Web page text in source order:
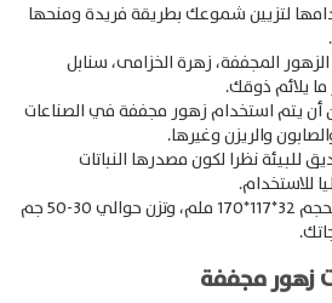
لتزيين شموعك بطريقة فريدة ومنحها
الزهور المجففة، زهرة الخزامى، سنابل
يلائم ذوقك.
أن يتم استخدام زهور مجففة في الصناعات
والريزن وغيرها.
للبيئة نظرا لكون مصدرها النباتات
للاستخدام.
وتتوفر العبوة بحجم 32*117*170 ملم، وتزن حوالي 30-50 جم
زهور مجففة